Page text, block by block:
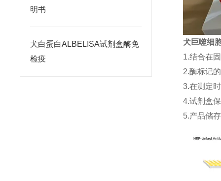
明书
犬白蛋白ALBELISA试剂盒酶免
检疫
犬巨噬细
1.结合在
2.酶标记
3.在测定
4.试剂盒
5.产品储